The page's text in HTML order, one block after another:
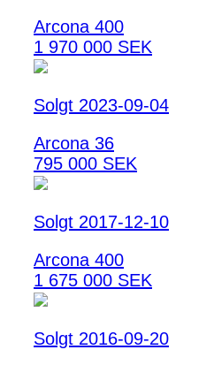
Arcona 400
1 970 000 SEK
Solgt 2023-09-04
Arcona 36
795 000 SEK
Solgt 2017-12-10
Arcona 400
1 675 000 SEK
Solgt 2016-09-20